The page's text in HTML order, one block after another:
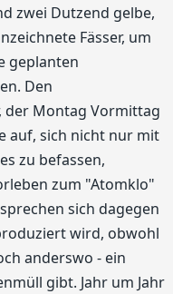
zwei Dutzend gelbe,
Fässer, um
geplanten
Den
der Montag Vormittag
auf, sich nicht nur mit
zu befassen,
zum "Atomklo"
sich dagegen
wird, obwohl
anderswo - ein
gibt. Jahr um Jahr